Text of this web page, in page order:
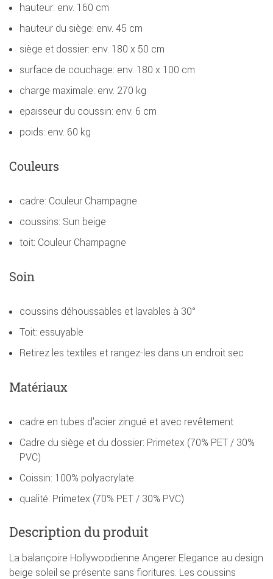
hauteur: env. 160 cm
hauteur du siège: env. 45 cm
siège et dossier: env. 180 x 50 cm
surface de couchage: env. 180 x 100 cm
charge maximale: env. 270 kg
epaisseur du coussin: env. 6 cm
poids: env. 60 kg
Couleurs
cadre: Couleur Champagne
coussins: Sun beige
toit: Couleur Champagne
Soin
coussins déhoussables et lavables à 30°
Toit: essuyable
Retirez les textiles et rangez-les dans un endroit sec
Matériaux
cadre en tubes d'acier zingué et avec revêtement
Cadre du siège et du dossier: Primetex (70% PET / 30%
PVC)
Coissin: 100% polyacrylate
qualité: Primetex (70% PET / 30% PVC)
Description du produit
La balançoire Hollywoodienne Angerer Elegance au design
beige soleil se présente sans fioritures. Les coussins